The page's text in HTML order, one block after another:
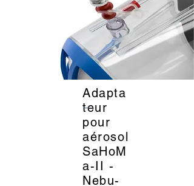
Adapta
teur
pour
aérosol
SaHoM
a-II -
Nebu-
_